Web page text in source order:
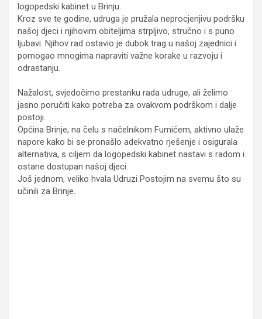
logopedski kabinet u Brinju.
Kroz sve te godine, udruga je pružala neprocjenjivu podršku
našoj djeci i njihovim obiteljima strpljivo, stručno i s puno
ljubavi. Njihov rad ostavio je dubok trag u našoj zajednici i
pomogao mnogima napraviti važne korake u razvoju i
odrastanju.
Nažalost, svjedočimo prestanku rada udruge, ali želimo
jasno poručiti kako potreba za ovakvom podrškom i dalje
postoji.
Općina Brinje, na čelu s načelnikom Fumićem, aktivno ulaže
napore kako bi se pronašlo adekvatno rješenje i osigurala
alternativa, s ciljem da logopedski kabinet nastavi s radom i
ostane dostupan našoj djeci.
Još jednom, veliko hvala Udruzi Postojim na svemu što su
učinili za Brinje.